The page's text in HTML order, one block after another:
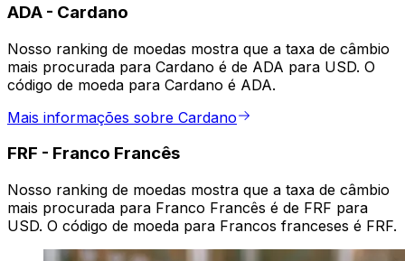
ADA - Cardano
Nosso ranking de moedas mostra que a taxa de câmbio
mais procurada para Cardano é de ADA para USD. O
código de moeda para Cardano é ADA.
Mais informações sobre Cardano
FRF - Franco Francês
Nosso ranking de moedas mostra que a taxa de câmbio
mais procurada para Franco Francês é de FRF para
USD. O código de moeda para Francos franceses é FRF.